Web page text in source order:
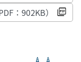
：902KB）